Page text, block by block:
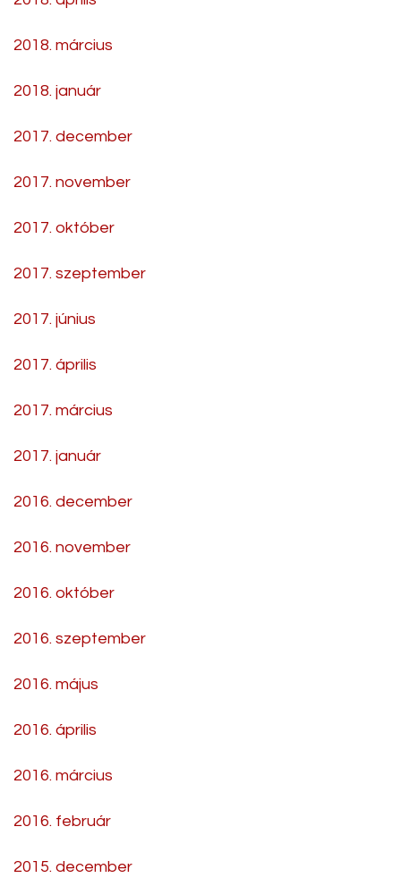
2018. március
2018. január
2017. december
2017. november
2017. október
2017. szeptember
2017. június
2017. április
2017. március
2017. január
2016. december
2016. november
2016. október
2016. szeptember
2016. május
2016. április
2016. március
2016. február
2015. december